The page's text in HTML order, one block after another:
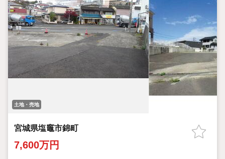
土地・売地
宮城県塩竈市錦町
7,600万円